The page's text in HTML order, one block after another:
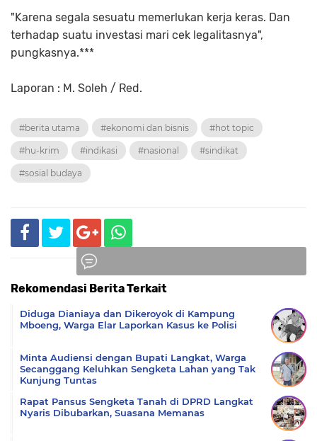
"Karena segala sesuatu memerlukan kerja keras. Dan
terhadap suatu investasi mari cek legalitasnya",
pungkasnya.***
Laporan : M. Soleh / Red.
#berita utama #ekonomi dan bisnis #hot topic
#hu-krim #indikasi #nasional #sindikat
#sosial budaya
Rekomendasi Berita Terkait
Diduga Dianiaya dan Dikeroyok di Kampung
Mboeng, Warga Elar Laporkan Kasus ke Polisi
Minta Audiensi dengan Bupati Langkat, Warga
Secanggang Keluhkan Sengketa Lahan yang Tak
Kunjung Tuntas
Rapat Pansus Sengketa Tanah di DPRD Langkat
Nyaris Dibubarkan, Suasana Memanas